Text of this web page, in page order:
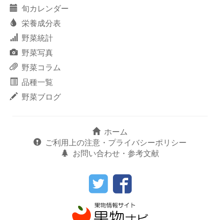
旬カレンダー
栄養成分表
野菜統計
野菜写真
野菜コラム
品種一覧
野菜ブログ
ホーム
ご利用上の注意・プライバシーポリシー
お問い合わせ・参考文献